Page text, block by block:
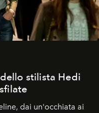
stilista Hedi
dai un'occhiata ai